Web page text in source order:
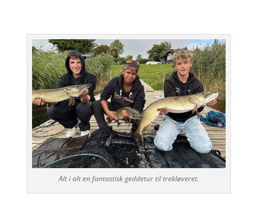
Alt i alt en fantastisk geddetur til trekløveret.